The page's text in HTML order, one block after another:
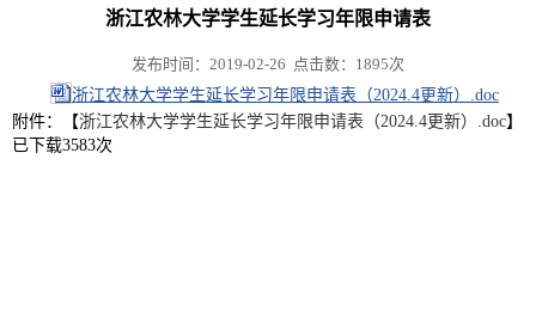
浙江农林大学学生延长学习年限申请表
发布时间：2019-02-26 点击数： 1895次
浙江农林大学学生延长学习年限申请表（2024.4更新）.doc
附件：【浙江农林大学学生延长学习年限申请表（2024.4更新）.doc】
已下载3583次